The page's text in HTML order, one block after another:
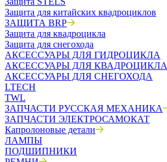
Защита для китайских квадроциклов
ЗАЩИТА BRP
Защита для квадроцикла
Защита для снегохода
АКСЕССУАРЫ ДЛЯ ГИДРОЦИКЛА
АКСЕССУАРЫ ДЛЯ КВАДРОЦИКЛА
АКСЕССУАРЫ ДЛЯ СНЕГОХОДА
LTECH
TWL
ЗАПЧАСТИ РУССКАЯ МЕХАНИКА
ЗАПЧАСТИ ЭЛЕКТРОСАМОКАТ
Капролоновые детали
ЛАМПЫ
ПОДШИПНИКИ